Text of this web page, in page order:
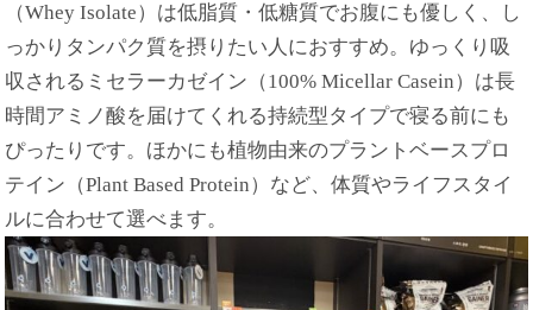
（Whey Isolate）は低脂質・低糖質でお腹にも優しく、し
っかりタンパク質を摂りたい人におすすめ。ゆっくり吸
収されるミセラーカゼイン（100% Micellar Casein）は長
時間アミノ酸を届けてくれる持続型タイプで寝る前にも
ぴったりです。ほかにも植物由来のプラントベースプロ
テイン（Plant Based Protein）など、体質やライフスタイ
ルに合わせて選べます。